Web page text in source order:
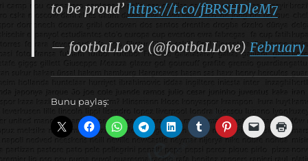
to be proud’ https://t.co/fBRSHDleM7
— footbaLLove (@footbaLLove) February
Bunu paylaş: